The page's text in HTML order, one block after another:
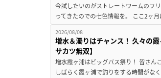
今試したいのがストレートワームのフ
ってきたのでの七色情報を。 ここ2ヶ
2026/08/08
増水＆濁りはチャンス！ 久々の
サカツ無双】
増水霞ヶ浦はビッグバス祭り！ 皆さ
しばらく霞ヶ浦で釣りをする時間が